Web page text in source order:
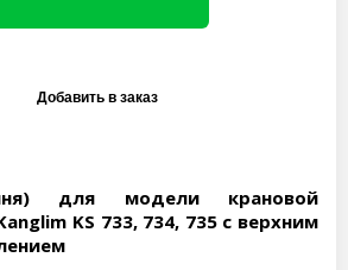
для модели крановой
KS 733, 734, 735 с верхним